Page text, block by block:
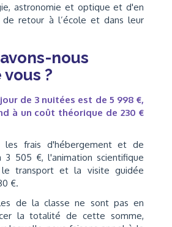
astronomie et optique et d'en
retour à l’école et dans leur
nous
?
de 3 nuitées est de 5 998 €,
à un coût théorique de 230 €
les frais d'hébergement et de
3 505 €, l'animation scientifique
transport et la visite guidée
€.
de la classe ne sont pas en
la totalité de cette somme,